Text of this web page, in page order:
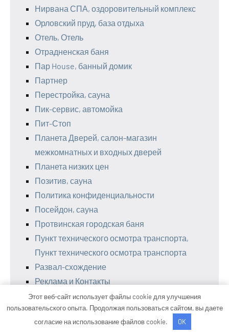
Нирвана СПА, оздоровительный комплекс
Орловский пруд, база отдыха
Отель, Отель
Отрадненская баня
Пар House, банный домик
Партнер
Перестройка, сауна
Пик-сервис, автомойка
Пит-Стоп
Планета Дверей, салон-магазин
межкомнатных и входных дверей
Планета низких цен
Позитив, сауна
Политика конфиденциальности
Посейдон, сауна
Протвинская городская баня
Пункт технического осмотра транспорта,
Пункт технического осмотра транспорта
Развал-схождение
Реклама и Контакты
Ремонт двигателей
Ривьера-Саратов, апарт-отель
Робинзон, оздоровительный центр
Этот веб-сайт использует файлы cookie для улучшения
пользовательского опыта. Продолжая пользоваться сайтом, вы даете
согласие на использование файлов cookie.
OK